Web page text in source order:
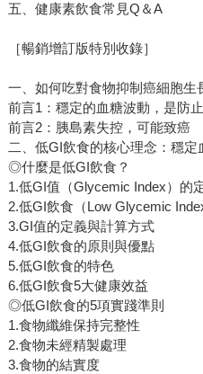
五、健康素飲食常見Q＆A
［暢銷增訂版特別收錄］
一、如何吃對食物抑制癌細胞生
前言1：穩定的血糖波動，是防
前言2：胰島素失控，可能致癌
二、低GI飲食的核心理念：穩定
◎什麼是低GI飲食？
1.低GI值（Glycemic Index）的
2.低GI飲食（Low Glycemic
3.GI值的定義與計算方式
4.低GI飲食的原則與優點
5.低GI飲食的特色
6.低GI飲食5大健康效益
◎低GI飲食的5項實踐準則
1.食物纖維保持完整性
2.食物未經精製處理
3.食物的結實度